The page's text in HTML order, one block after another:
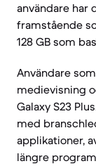
användare har
framstående
128 GB som
Användare
medievisning
Galaxy S23
med
applikationer,
längre